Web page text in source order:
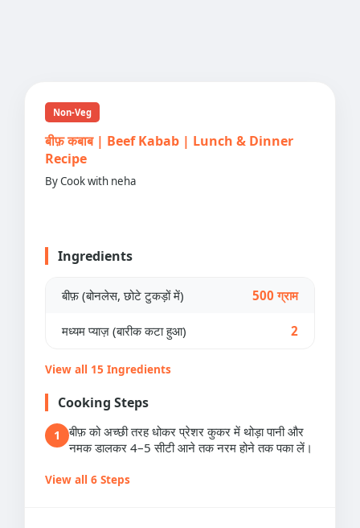
Non-Veg
बीफ़ कबाब | Beef Kabab | Lunch & Dinner
Recipe
By Cook with neha
Ingredients
बीफ़ (बोनलेस, छोटे टुकड़ों में) 500 ग्राम
मध्यम प्याज़ (बारीक कटा हुआ) 2
View all 15 Ingredients
Cooking Steps
1
बीफ़ को अच्छी तरह धोकर प्रेशर कुकर में थोड़ा पानी और
नमक डालकर 4–5 सीटी आने तक नरम होने तक पका लें।
View all 6 Steps